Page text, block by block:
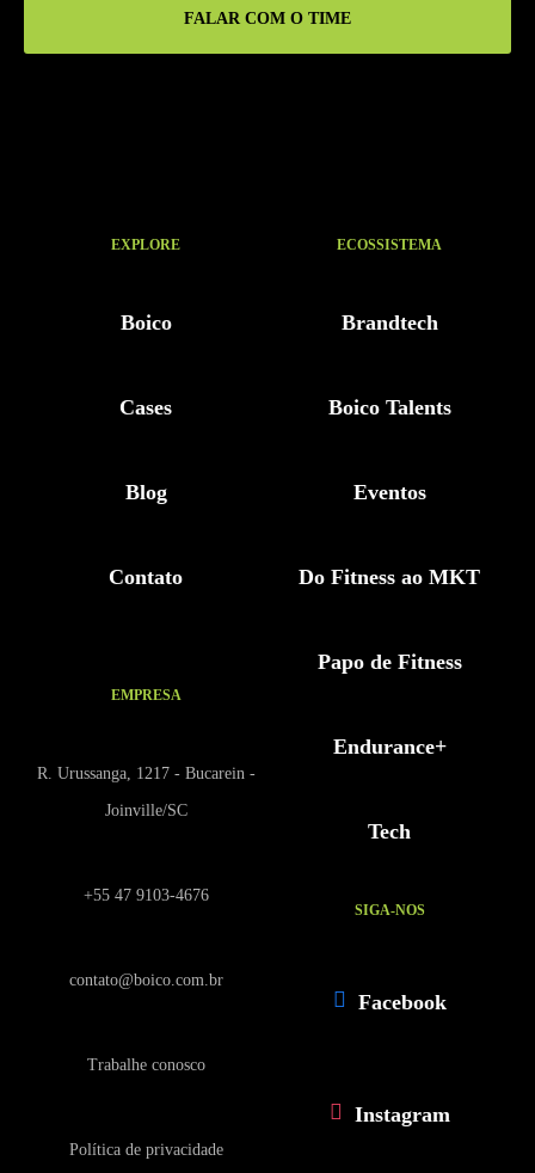
FALAR COM O TIME
EXPLORE
Boico
Cases
Blog
Contato
ECOSSISTEMA
Brandtech
Boico Talents
Eventos
Do Fitness ao MKT
Papo de Fitness
Endurance+
Tech
EMPRESA
R. Urussanga, 1217 - Bucarein -
Joinville/SC
+55 47 9103-4676
contato@boico.com.br
Trabalhe conosco
Política de privacidade
SIGA-NOS
Facebook
Instagram